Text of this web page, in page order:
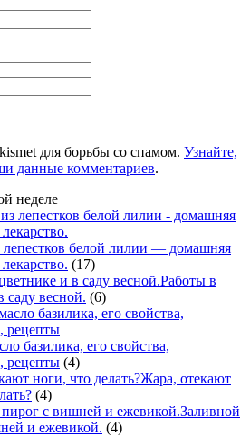
для борьбы со спамом. Узнайте,
данные комментариев.
неделе
лепестков белой лилии — домашняя
(17)
Работы в
саду весной. (6)
базилика, его свойства,
рецепты (4)
Жара, отекают
(4)
Заливной
и ежевикой. (4)